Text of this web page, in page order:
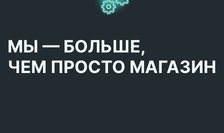
МЫ — БОЛЬШЕ,
ЧЕМ ПРОСТО МАГАЗИН